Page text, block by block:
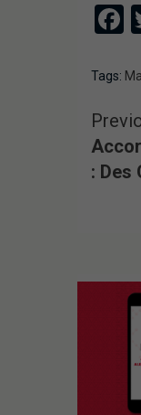
Tags:
: Des